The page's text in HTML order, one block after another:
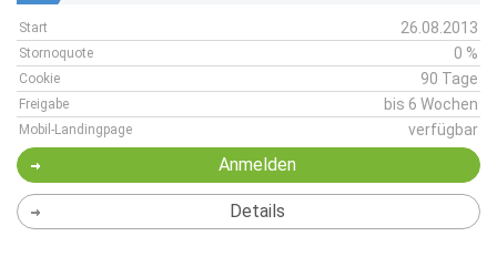
Start 26.08.2013
Stornoquote 0 %
Cookie 90 Tage
Freigabe bis 6 Wochen
Mobil-Landingpage verfügbar
Anmelden
Details